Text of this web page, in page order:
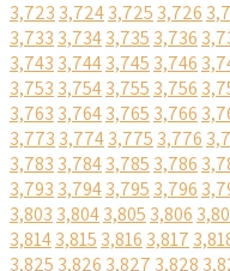
3,723 3,7243,725 3,726
3,733 3,7343,735 3,736
3,743 3,7443,745 3,746
3,753 3,7543,755 3,756
3,763 3,7643,765 3,766
3,773 3,7743,775 3,776
3,783 3,7843,785 3,786
3,793 3,7943,795 3,796
3,803 3,8043,805 3,806
3,8143,815 3,816 3,817
3,825 3,826 3,827 3,828